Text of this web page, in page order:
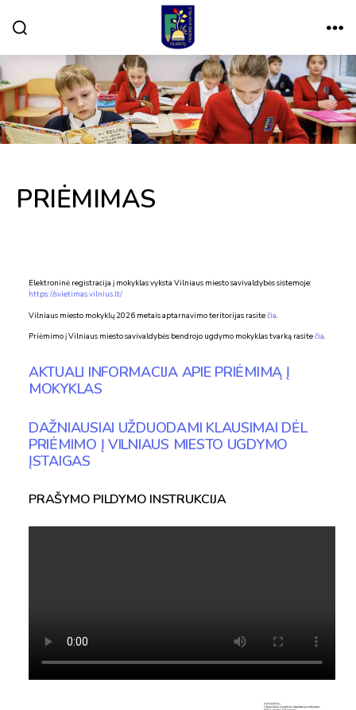
VILNIAUS
FILARETŲ
PRADINĖ
MOKYKLA
PRIĖMIMAS
Elektroninė registracija į mokyklas vyksta Vilniaus miesto savivaldybės sistemoje:
https://svietimas.vilnius.lt/
Vilniaus miesto mokyklų 2026 metais aptarnavimo teritorijas rasitečia
Priėmimo į Vilniaus miesto savivaldybės bendrojo ugdymo mokyklas tvarką rasitečia.
AKTUALI INFORMACIJA APIE PRIĖMIMĄ Į
MOKYKLAS
DAŽNIAUSIAI UŽDUODAMI KLAUSIMAI DĖL
PRIĖMIMO Į VILNIAUS MIESTO UGDYMO
ĮSTAIGAS
PRAŠYMO PILDYMO INSTRUKCIJA